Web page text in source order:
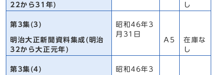
22から31年)
し
第3集(3)
明治大正新聞資料集成(明治
32から大正元年)
昭和46年3
月31日
A5
在庫な
し
第3集(4)
昭和46年3